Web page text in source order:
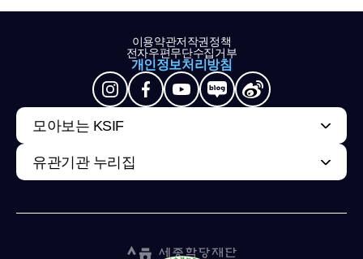
이용약관저작권정책
전자우편무단수집거부
개인정보처리방침
모아보는 KSIF
유관기관 누리집